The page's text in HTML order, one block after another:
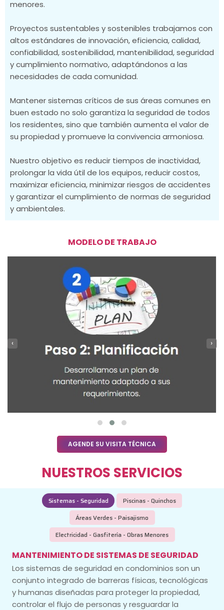
menores.
Proyectos sustentables y sostenibles trabajamos con
altos estándares de innovación, eficiencia, calidad,
confiabilidad, sostenibilidad, mantenibilidad, seguridad
y cumplimiento normativo, adaptándonos a las
necesidades de cada comunidad.
Mantener sistemas críticos de sus áreas comunes en
buen estado no solo garantiza la seguridad de todos
los residentes, sino que también aumenta el valor de
su propiedad y promueve la convivencia armoniosa.
Nuestro objetivo es reducir tiempos de inactividad,
prolongar la vida útil de los equipos, reducir costos,
maximizar eficiencia, minimizar riesgos de accidentes
y garantizar el cumplimiento de normas de seguridad
y ambientales.
MODELO DE TRABAJO
‹ ›
AGENDE SU VISITA TÉCNICA
NUESTROS SERVICIOS
Sistemas - Seguridad
Piscinas - Quinchos
Áreas Verdes - Paisajismo
Electricidad - Gasfitería - Obras Menores
MANTENIMIENTO DE SISTEMAS DE SEGURIDAD
Los sistemas de seguridad en condominios son un
conjunto integrado de barreras físicas, tecnológicas
y humanas diseñadas para proteger la propiedad,
controlar el flujo de personas y resguardar la